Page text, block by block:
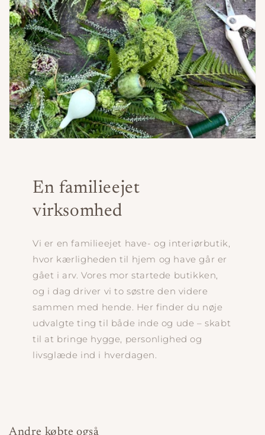
En familieejet
virksomhed
Vi er en familieejet have- og interiørbutik,
hvor kærligheden til hjem og have går er
gået i arv. Vores mor startede butikken,
og i dag driver vi to søstre den videre
sammen med hende. Her finder du nøje
udvalgte ting til både inde og ude – skabt
til at bringe hygge, personlighed og
livsglæde ind i hverdagen.
Andre købte også